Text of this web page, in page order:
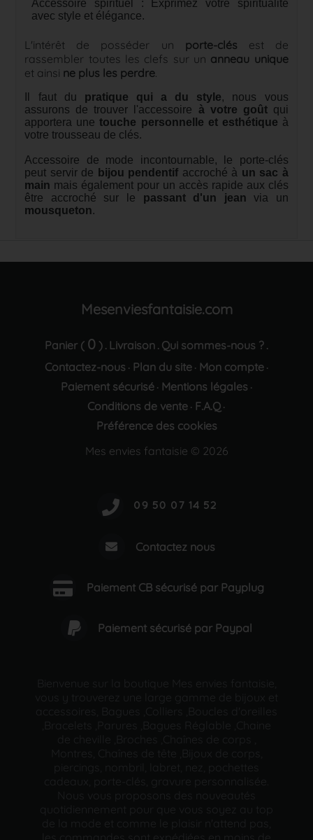
Accessoire spirituel : Exprimez votre spiritualité
avec style et élégance.
L'intérêt de posséder un porte-clés est de
rassembler toutes les clefs sur un anneau unique
et ainsi ne plus les perdre.
Il faut du pratique qui a du style, nous vous
assurons de trouver l'accessoire à votre goûtqui
apportera unetouche personnelle et esthétique à
votre trousseau de clés.
Accessoire de mode incontournable, le porte-clés
peut servir de bijou pendentif accroché à un sac à
main mais également pour un accès rapide aux clés
être accroché sur le passant d'un jean via un
mousqueton.
Mesenviesfantaisie.com
Panier ( 0 ) . Livraison . Qui sommes-nous ? .
Contactez-nous · Plan du site· Mon compte·
Paiement sécurisé· Mentions légales ·
Conditions de vente · F.A.Q ·
Préférence des cookies
Mes envies fantaisie © 2026
Contactez nous
Paiement CB sécurisé par Payplug
Paiement sécurisé par Paypal